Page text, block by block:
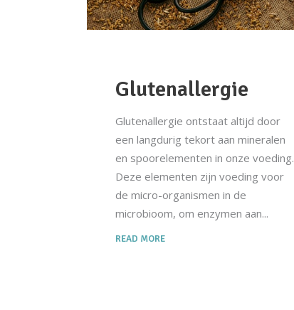
Glutenallergie
Glutenallergie ontstaat altijd door
een langdurig tekort aan mineralen
en spoorelementen in onze voeding.
Deze elementen zijn voeding voor
de micro-organismen in de
microbioom, om enzymen aan
READ MORE